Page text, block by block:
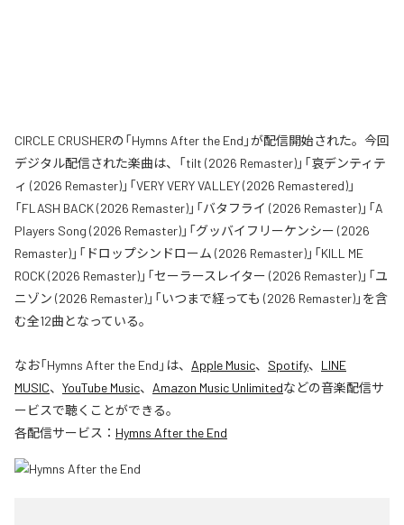
CIRCLE CRUSHERの「Hymns After the End」が配信開始された。今回
デジタル配信された楽曲は、「tilt (2026 Remaster)」「哀デンティテ
ィ (2026 Remaster)」「VERY VERY VALLEY (2026 Remastered)」
「FLASH BACK (2026 Remaster)」「バタフライ (2026 Remaster)」「A
Players Song (2026 Remaster)」「グッバイフリーケンシー (2026
Remaster)」「ドロップシンドローム (2026 Remaster)」「KILL ME
ROCK (2026 Remaster)」「セーラースレイター (2026 Remaster)」「ユ
ニゾン (2026 Remaster)」「いつまで経っても (2026 Remaster)」を含
む全12曲となっている。
なお「Hymns After the End 」は、 Apple Music、 Spotify、 LINE
MUSIC、 YouTube Music、 Amazon Music Unlimitedなどの音楽配信サ
ービスで聴くことができる。
各配信サービス： Hymns After the End